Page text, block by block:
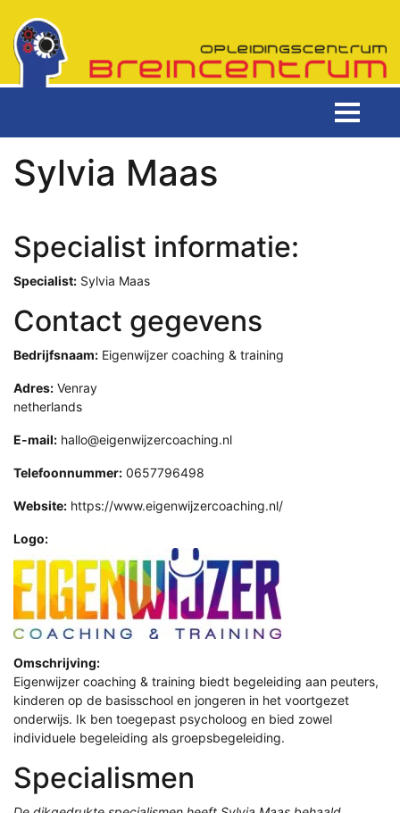
Sylvia Maas
Specialist informatie:
Specialist: Sylvia Maas
Contact gegevens
Bedrijfsnaam: Eigenwijzer coaching & training
Adres: Venray
netherlands
E-mail: hallo@eigenwijzercoaching.nl
Telefoonnummer: 0657796498
Website: https://www.eigenwijzercoaching.nl/
Logo:
Omschrijving:
Eigenwijzer coaching & training biedt begeleiding aan peuters,
kinderen op de basisschool en jongeren in het voortgezet
onderwijs. Ik ben toegepast psycholoog en bied zowel
individuele begeleiding als groepsbegeleiding.
Specialismen